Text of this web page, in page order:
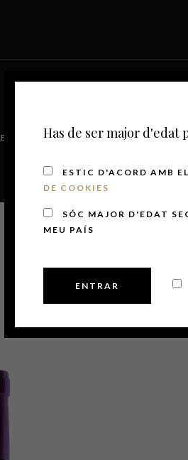
ENOTURISME BOTIGA
Has de ser major d'edat
ESTIC D'ACORD AMB
DE COOKIES
SÓC MAJOR D'EDAT
MEU PAÍS